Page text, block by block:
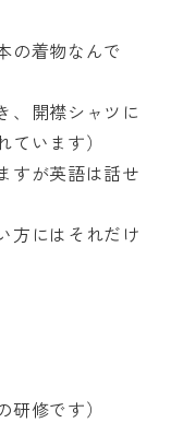
の着物なんで
、開襟シャツに
います）
すが英語は話せ
方にはそれだけ
研修です）